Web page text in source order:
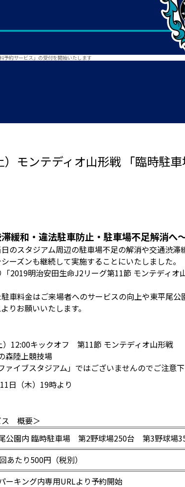
予約サービス」の受付を開始いたします
モンテディオ山形戦 「臨時駐
緩和・違法駐車防止・駐車場不足解消へ
のスタジアム周辺の駐車場不足の解消や交通渋
ーズンも継続して実施することにいたしました。
2019明治安田生命J2リーグ第11節 モンテディ
車料金はご来場者へのサービスの向上や東平尾公
りお願いいたします。
）12:00キックオフ 第11節 モンテディオ山形戦
森陸上競技場
イブスタジアム」ではございませんのでご注意下
日（木）19時より
ス 概要＞
公園内 臨時駐車場 第2野球場250台 第3野球場
あたり500円（税別）
ーキング内専用URLより予約開始